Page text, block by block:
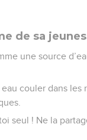
de sa
une source
eau couler dans les
seul ! Ne la